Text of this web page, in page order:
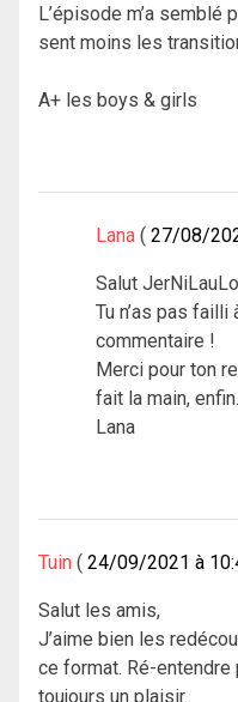
L’épisode m’a semblé
sent moins les
A+ les boys & girls
Lana 27/08/
Salut
Tu n’as pas
commentaire !
Merci pour ton
fait la main,
Lana
Tuin 24/09/2021 à
Salut les amis,
J’aime bien les
ce format. Ré-entendre
toujours un plaisir.